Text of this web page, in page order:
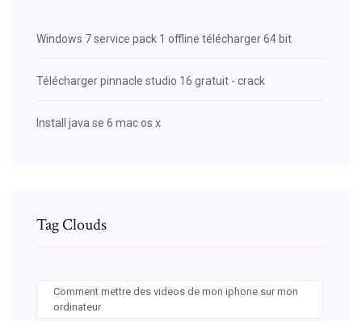
Windows 7 service pack 1 offline télécharger 64 bit
Télécharger pinnacle studio 16 gratuit - crack
Install java se 6 mac os x
Tag Clouds
Comment mettre des videos de mon iphone sur mon
ordinateur